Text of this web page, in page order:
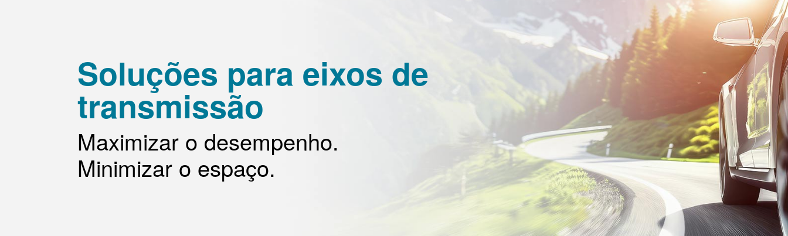
Soluções para eixos de
transmissão
Maximizar o desempenho.
Minimizar o espaço.